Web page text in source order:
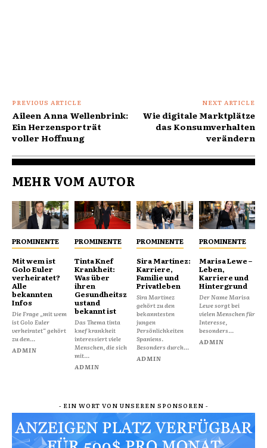
PREVIOUS ARTICLE
Aileen Anna Wellenbrink:
Ein Herzensporträt
voller Hoffnung
NEXT ARTICLE
Wie digitale Marktplätze
das Konsumverhalten
verändern
MEHR VOM AUTOR
PROMINENTE
Mit wem ist
Golo Euler
verheiratet?
Alle
bekannten
Infos
Die Frage „mit wem
ist Golo Euler
verheiratet“ gehört
zu den...
ADMIN
PROMINENTE
Tinta Knef
Krankheit:
Was über
ihren
Gesundheitsz
ustand
bekannt ist
Das Thema tinta
knef krankheit
interessiert viele
Menschen, die sich
mit...
ADMIN
PROMINENTE
Sira Martínez:
Karriere,
Familie und
Privatleben
Sira Martínez
gehört zu den
bekanntesten
jungen
Persönlichkeiten
Spaniens.
Besonders durch...
ADMIN
PROMINENTE
Marisa Lewe –
Leben,
Karriere und
Hintergrund
Der Name Marisa
Lewe sorgt bei
vielen Menschen für
Interesse,
besonders...
ADMIN
- EIN WORT VON UNSEREN SPONSOREN -